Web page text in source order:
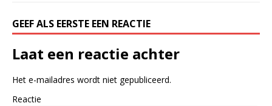
GEEF ALS EERSTE EEN REACTIE
Laat een reactie achter
Het e-mailadres wordt niet gepubliceerd.
Reactie